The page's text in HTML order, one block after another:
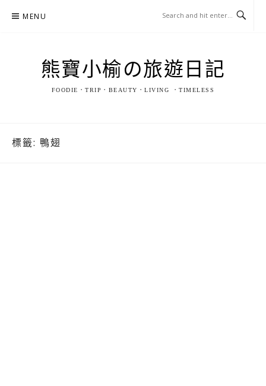
MENU
熊寶小榆の旅遊日記
FOODIE．TRIP．BEAUTY．LIVING ．TIMELESS
標籤: 鴨翅